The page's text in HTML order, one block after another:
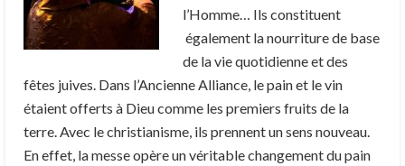
l’Homme… Ils constituent
également la nourriture de base
de la vie quotidienne et des
fêtes juives. Dans l’Ancienne Alliance, le pain et le vin
étaient offerts à Dieu comme les premiers fruits de la
terre. Avec le christianisme, ils prennent un sens nouveau.
En effet, la messe opère un véritable changement du pain